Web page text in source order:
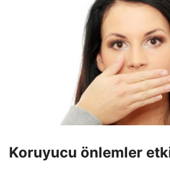
Koruyucu önlemler